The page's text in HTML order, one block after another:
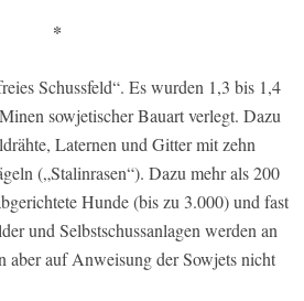
*
Schussfeld“. Es wurden 1,3 bis 1,4
sowjetischer Bauart verlegt. Dazu
Laternen und Gitter mit zehn
(„Stalinrasen“). Dazu mehr als 200
Hunde (bis zu 3.000) und fast
und Selbstschussanlagen werden an
aber auf Anweisung der Sowjets nicht